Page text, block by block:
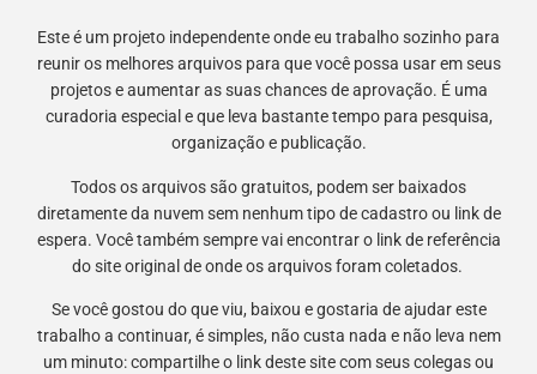
Este é um projeto independente onde eu trabalho sozinho para
reunir os melhores arquivos para que você possa usar em seus
projetos e aumentar as suas chances de aprovação. É uma
curadoria especial e que leva bastante tempo para pesquisa,
organização e publicação.
Todos os arquivos são gratuitos, podem ser baixados
diretamente da nuvem sem nenhum tipo de cadastro ou link de
espera. Você também sempre vai encontrar o link de referência
do site original de onde os arquivos foram coletados.
Se você gostou do que viu, baixou e gostaria de ajudar este
trabalho a continuar, é simples, não custa nada e não leva nem
um minuto: compartilhe o link deste site com seus colegas ou